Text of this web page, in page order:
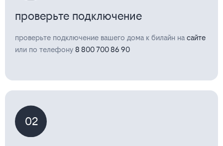
проверьте подключение
проверьте подключение вашего дома к билайн на сайте
или по телефону 8 800 700 86 90
02